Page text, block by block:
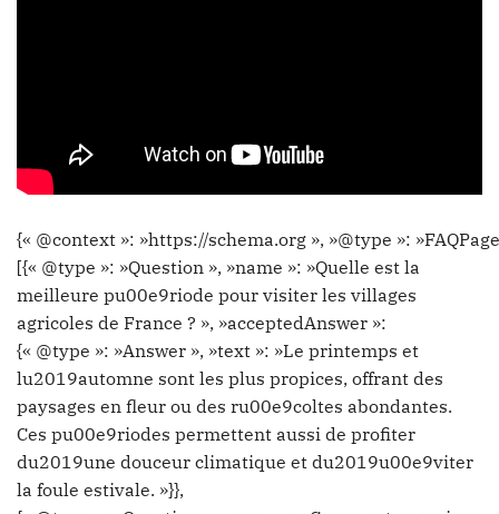
{« @context »: »https://schema.org », »@type »:
[{« @type »: »Question », »name »: »Quelle est la
meilleure pu00e9riode pour visiter les villages
agricoles de France ? », »acceptedAnswer »:
{« @type »: »Answer », »text »: »Le printemps et
lu2019automne sont les plus propices, offrant des
paysages en fleur ou des ru00e9coltes abondantes.
Ces pu00e9riodes permettent aussi de profiter
du2019une douceur climatique et du2019u00e9viter
la foule estivale. »}},